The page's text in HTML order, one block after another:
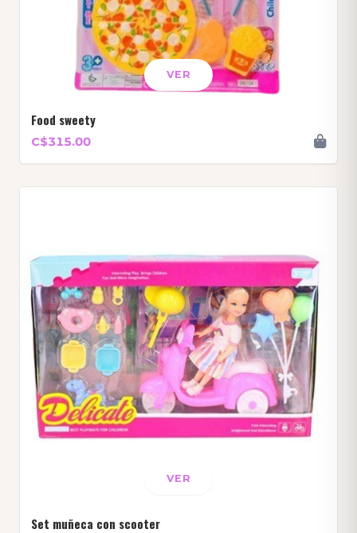
VER
Food sweety
C$315.00
VER
Set muñeca con scooter